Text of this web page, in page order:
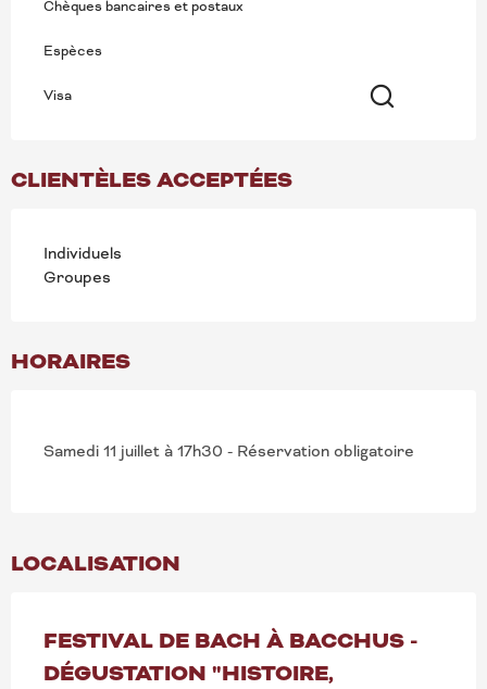
Chèques bancaires et postaux
Espèces
Visa
CLIENTÈLES ACCEPTÉES
Individuels
Groupes
HORAIRES
Samedi 11 juillet à 17h30 - Réservation obligatoire
LOCALISATION
FESTIVAL DE BACH À BACCHUS -
DÉGUSTATION "HISTOIRE,